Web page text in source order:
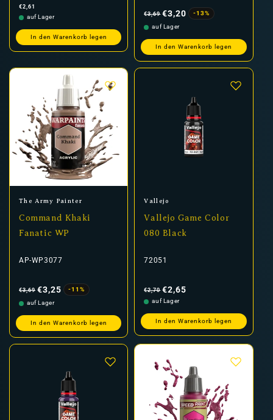
Normaler
Preis
€2,61
auf Lager
In den Warenkorb legen
Preis
€3,69 €3,20
-13%
auf Lager
In den Warenkorb legen
Anbieter:
The Army Painter
Command Khaki
Fanatic WP
AP-WP3077
Preis
€3,69 €3,25
-11%
auf Lager
In den Warenkorb legen
Anbieter:
Vallejo
Vallejo Game Color
080 Black
72051
Preis
€2,70 €2,65
auf Lager
In den Warenkorb legen